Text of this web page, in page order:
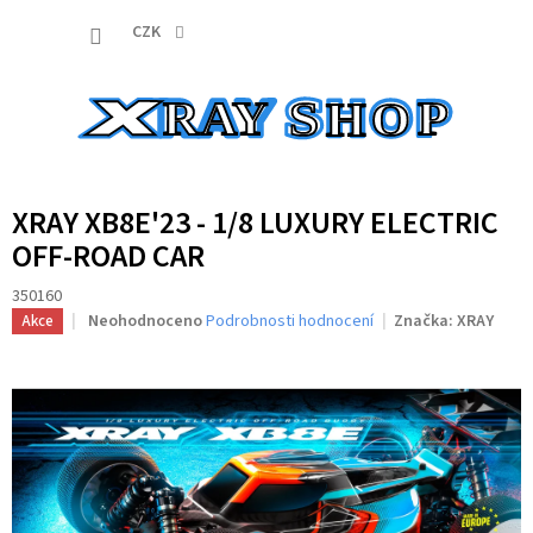
CZK
XRAY XB8E'23 - 1/8 LUXURY ELECTRIC
OFF-ROAD CAR
350160
Akce
Průměrné
je
0,0
z
5
hvězdiček.
NeohodnocenoPodrobnosti hodnocení Značka:XRAY